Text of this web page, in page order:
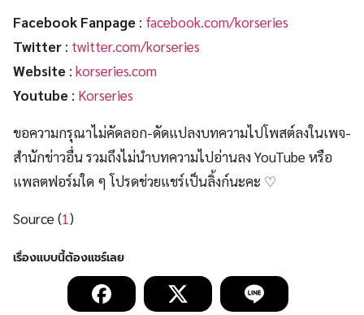
Facebook Fanpage : facebook.com/korseries
Twitter : twitter.com/korseries
Website : korseries.com
Youtube : Korseries
ขอความกรุณาไม่คัดลอก-ดัดแปลงบทความไปโพสต์ลงในเพจ-
สำนักข่าวอื่น รวมถึงไม่นำบทความไปอ่านลง YouTube หรือ
แพลตฟอร์มใด ๆ โปรดช่วยแชร์เป็นลิ้งก์นะคะ ♡
Source (1)